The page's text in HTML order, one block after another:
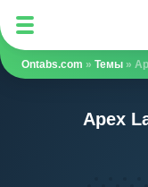
Ontabs.com » Темы »
Apex